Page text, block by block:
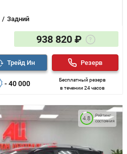
Задний
938 820 ₽
- 40 000
Трейд Ин
Бесплатный резерв
в течении 24 часов
Резерв
Рейтинг
состояния
4.8